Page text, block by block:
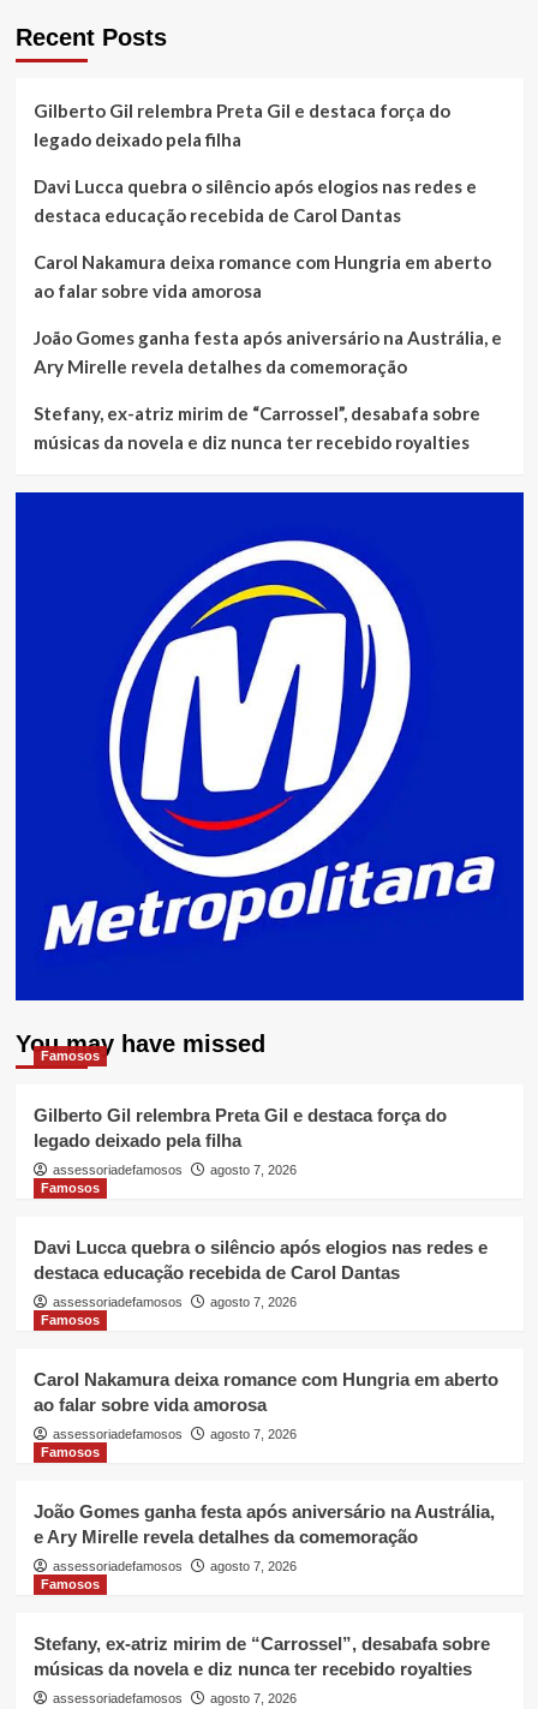
Recent Posts
Gilberto Gil relembra Preta Gil e destaca força do
legado deixado pela filha
Davi Lucca quebra o silêncio após elogios nas redes e
destaca educação recebida de Carol Dantas
Carol Nakamura deixa romance com Hungria em aberto
ao falar sobre vida amorosa
João Gomes ganha festa após aniversário na Austrália, e
Ary Mirelle revela detalhes da comemoração
Stefany, ex-atriz mirim de “Carrossel”, desabafa sobre
músicas da novela e diz nunca ter recebido royalties
You may have missed
Famosos
Gilberto Gil relembra Preta Gil e destaca força do
legado deixado pela filha
assessoriadefamosos
agosto 7, 2026
Famosos
Davi Lucca quebra o silêncio após elogios nas redes e
destaca educação recebida de Carol Dantas
assessoriadefamosos
agosto 7, 2026
Famosos
Carol Nakamura deixa romance com Hungria em aberto
ao falar sobre vida amorosa
assessoriadefamosos
agosto 7, 2026
Famosos
João Gomes ganha festa após aniversário na Austrália,
e Ary Mirelle revela detalhes da comemoração
assessoriadefamosos
agosto 7, 2026
Famosos
Stefany, ex-atriz mirim de “Carrossel”, desabafa sobre
músicas da novela e diz nunca ter recebido royalties
assessoriadefamosos agosto 7, 2026